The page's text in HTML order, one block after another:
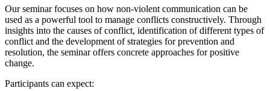
Our seminar focuses on how non-violent communication can be
used as a powerful tool to manage conflicts constructively. Through
insights into the causes of conflict, identification of different types of
conflict and the development of strategies for prevention and
resolution, the seminar offers concrete approaches for positive
change.
Participants can expect: